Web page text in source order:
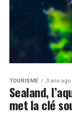
TOURISME 3 ans ago
Sealand,
met la clé